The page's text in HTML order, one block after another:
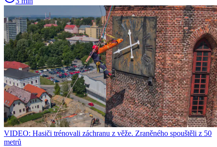
VIDEO: Hasiči trénovali záchranu z věže. Zraněného spouštěli z 50
metrů